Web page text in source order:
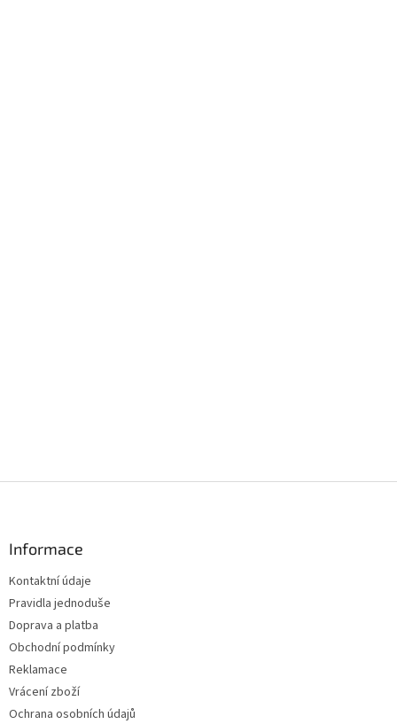
Informace
Kontaktní údaje
Pravidla jednoduše
Doprava a platba
Obchodní podmínky
Reklamace
Vrácení zboží
Ochrana osobních údajů